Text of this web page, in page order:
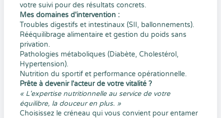
votre suivi pour des résultats concrets.
Mes domaines d'intervention :
Troubles digestifs et intestinaux (SII, ballonnements).
Rééquilibrage alimentaire et gestion du poids sans
privation.
Pathologies métaboliques (Diabète, Cholestérol,
Hypertension).
Nutrition du sportif et performance opérationnelle.
Prête à devenir l'acteur de votre vitalité ?
« L'expertise nutritionnelle au service de votre
équilibre, la douceur en plus. »
Choisissez le créneau qui vous convient pour entamer